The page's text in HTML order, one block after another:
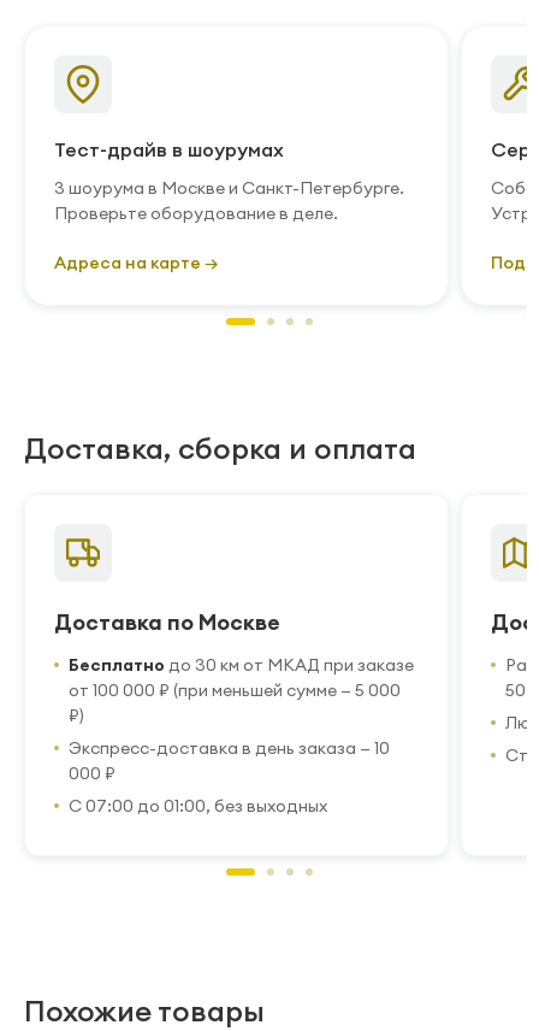
Тест-драйв в шоурумах
3 шоурума в Москве и Санкт-Петербурге.
Проверьте оборудование в деле.
Адреса на карте →
Доставка, сборка и оплата
Доставка по Москве
Бесплатно до 30 км от МКАД при заказе
от 100 000 ₽ (при меньшей сумме — 5 000
₽)
Экспресс-доставка в день заказа — 10
000 ₽
С 07:00 до 01:00, без выходных
50
Похожие товары